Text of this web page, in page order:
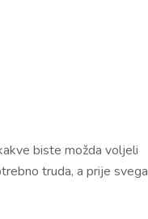
biste možda voljeli
truda, a prije svega